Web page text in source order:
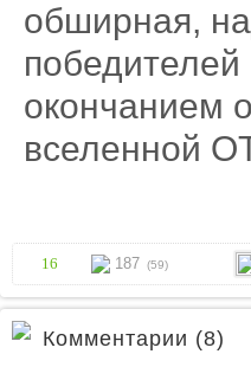
обширная,
окончанием
вселенной
16 187 (59)
Комментарии (8)